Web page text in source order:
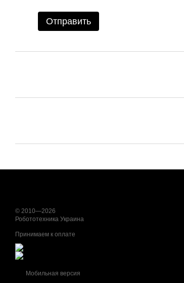
Отправить
© 2010—2026
Робототехника Украина
Принимаем к оплате
Мобильная версия